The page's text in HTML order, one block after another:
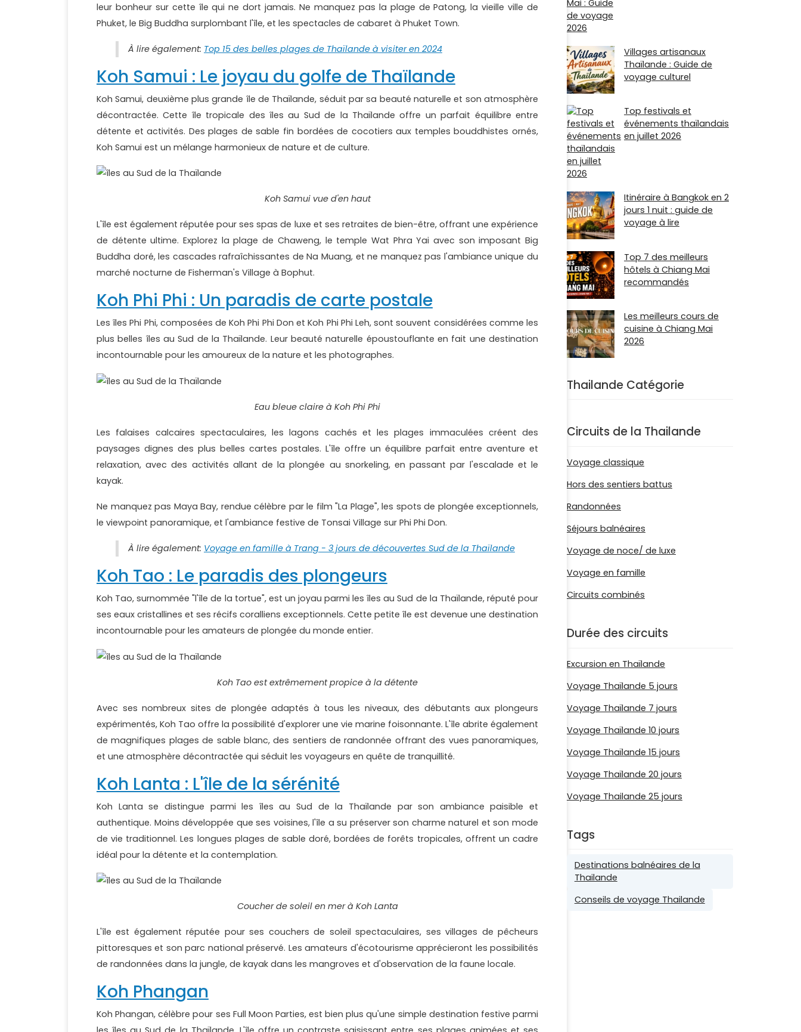
leur bonheur sur cette île qui ne dort jamais. Ne manquez pas la plage de Patong, la vieille ville de
Phuket, le Big Buddha surplombant l'île, et les spectacles de cabaret à Phuket Town.
À lire également: Top 15 des belles plages de Thaïlande à visiter en 2024
Koh Samui : Le joyau du golfe de Thaïlande
Koh Samui, deuxième plus grande île de Thaïlande, séduit par sa beauté naturelle et son atmosphère
décontractée. Cette île tropicale des îles au Sud de la Thaïlande offre un parfait équilibre entre
détente et activités. Des plages de sable fin bordées de cocotiers aux temples bouddhistes ornés,
Koh Samui est un mélange harmonieux de nature et de culture.
Koh Samui vue d'en haut
L'île est également réputée pour ses spas de luxe et ses retraites de bien-être, offrant une expérience
de détente ultime. Explorez la plage de Chaweng, le temple Wat Phra Yai avec son imposant Big
Buddha doré, les cascades rafraîchissantes de Na Muang, et ne manquez pas l'ambiance unique du
marché nocturne de Fisherman's Village à Bophut.
Koh Phi Phi : Un paradis de carte postale
Les îles Phi Phi, composées de Koh Phi Phi Don et Koh Phi Phi Leh, sont souvent considérées comme les
plus belles îles au Sud de la Thaïlande. Leur beauté naturelle époustouflante en fait une destination
incontournable pour les amoureux de la nature et les photographes.
Eau bleue claire à Koh Phi Phi
Les falaises calcaires spectaculaires, les lagons cachés et les plages immaculées créent des
paysages dignes des plus belles cartes postales. L'île offre un équilibre parfait entre aventure et
relaxation, avec des activités allant de la plongée au snorkeling, en passant par l'escalade et le
kayak.
Ne manquez pas Maya Bay, rendue célèbre par le film "La Plage", les spots de plongée exceptionnels,
le viewpoint panoramique, et l'ambiance festive de Tonsai Village sur Phi Phi Don.
À lire également: Voyage en famille à Trang - 3 jours de découvertes Sud de la Thaïlande
Koh Tao : Le paradis des plongeurs
Koh Tao, surnommée "l'île de la tortue", est un joyau parmi les îles au Sud de la Thaïlande, réputé pour
ses eaux cristallines et ses récifs coralliens exceptionnels. Cette petite île est devenue une destination
incontournable pour les amateurs de plongée du monde entier.
Koh Tao est extrêmement propice à la détente
Avec ses nombreux sites de plongée adaptés à tous les niveaux, des débutants aux plongeurs
expérimentés, Koh Tao offre la possibilité d'explorer une vie marine foisonnante. L'île abrite également
de magnifiques plages de sable blanc, des sentiers de randonnée offrant des vues panoramiques,
et une atmosphère décontractée qui séduit les voyageurs en quête de tranquillité.
Koh Lanta : L'île de la sérénité
Koh Lanta se distingue parmi les îles au Sud de la Thaïlande par son ambiance paisible et
authentique. Moins développée que ses voisines, l'île a su préserver son charme naturel et son mode
de vie traditionnel. Les longues plages de sable doré, bordées de forêts tropicales, offrent un cadre
idéal pour la détente et la contemplation.
Coucher de soleil en mer à Koh Lanta
L'île est également réputée pour ses couchers de soleil spectaculaires, ses villages de pêcheurs
pittoresques et son parc national préservé. Les amateurs d'écotourisme apprécieront les possibilités
de randonnées dans la jungle, de kayak dans les mangroves et d'observation de la faune locale.
Koh Phangan
Koh Phangan, célèbre pour ses Full Moon Parties, est bien plus qu'une simple destination festive parmi
Villages artisanaux
Thaïlande : Guide de
voyage culturel
Top festivals et
événements thaïlandais
en juillet 2026
Itinéraire à Bangkok en 2
jours 1 nuit : guide de
voyage à lire
Top 7 des meilleurs
hôtels à Chiang Mai
recommandés
Les meilleurs cours de
cuisine à Chiang Mai
2026
Thailande Catégorie
Circuits de la Thailande
Voyage classique
Hors des sentiers battus
Randonnées
Séjours balnéaires
Voyage de noce/ de luxe
Voyage en famille
Circuits combinés
Durée des circuits
Excursion en Thaïlande
Voyage Thaïlande 5 jours
Voyage Thaïlande 7 jours
Voyage Thaïlande 10 jours
Voyage Thaïlande 15 jours
Voyage Thaïlande 20 jours
Voyage Thailande 25 jours
Tags
Destinations balnéaires de la
Thailande
Conseils de voyage Thailande